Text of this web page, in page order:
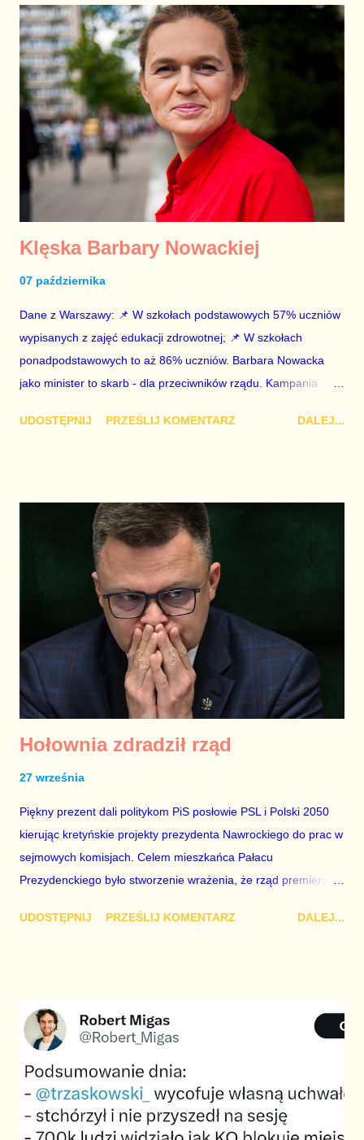
Nawrockiego ułaskawienia byłego ministra sprawiedliwości i
prokuratura generalnego. Jeśli Karol Nawrocki chce cokolwiek
znaczyć po opuszczeniu Pałacu Prezydenckiego, w jego
interesie jest, aby Zbigniew Ziobro nie odgrywał już wtedy
żadnej roli w przestrzeni publicznej.
Klęska Barbary Nowackiej
07 października
Dane z Warszawy: 📌 W szkołach podstawowych 57% uczniów
wypisanych z zajęć edukacji zdrowotnej; 📌 W szkołach
ponadpodstawowych to aż 86% uczniów. Barbara Nowacka
jako minister to skarb - dla przeciwników rządu. Kampania
UDOSTĘPNIJ
PRZEŚLIJ KOMENTARZ DALEJ...
Hołownia zdradził rząd
27 września
Piękny prezent dali politykom PiS posłowie PSL i Polski 2050
kierując kretyńskie projekty prezydenta Nawrockiego do prac w
sejmowych komisjach. Celem mieszkańca Pałacu
Prezydenckiego było stworzenie wrażenia, że rząd premiera
tracić czas na idiotyzm łączenia Platformy z istniejącymi
Kaczyńskiego i ma zadanie rozwalenia rządu. fot:.Radek
Pietruszka / PAP
UDOSTĘPNIJ PRZEŚLIJ KOMENTARZ DALEJ...